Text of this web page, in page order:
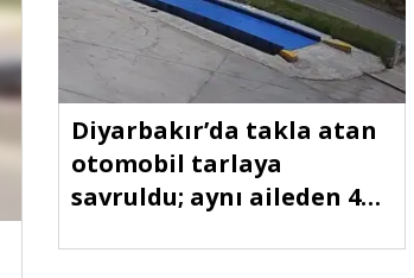
Diyarbakır'da köpeklerin
Diyarbakır’da takla atan
otomobil tarlaya
savruldu; aynı aileden 4